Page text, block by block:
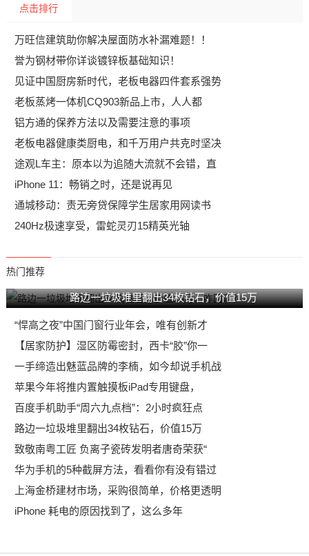
点击排行
万旺信建筑助你解决屋面防水补漏难题！！
誉为钢材带你详谈镀锌板基础知识！
见证中国厨房新时代，老板电器四件套系强势
老板蒸烤一体机CQ903新品上市，人人都
铝方通的保养方法以及需要注意的事项
老板电器健康类厨电，和千万用户共克时坚决
途观L车主：原本以为追随大流就不会错，直
iPhone 11：畅销之时，还是说再见
通城移动：责无旁贷保障学生居家用网读书
240Hz极速享受，雷蛇灵刃15精英光轴
热门推荐
路边一垃圾堆里翻出34枚钻石，价值15万
“悍高之夜”中国门窗行业年会，唯有创新才
【居家防护】湿区防霉密封，西卡“胶”你一
一手缔造出魅蓝品牌的李楠，如今却说手机战
苹果今年将推内置触摸板iPad专用键盘，
百度手机助手“周六九点档”：2小时疯狂点
路边一垃圾堆里翻出34枚钻石，价值15万
致敬南粤工匠 负离子瓷砖发明者唐奇荣获“
华为手机的5种截屏方法，看看你有没有错过
上海金桥建材市场，采购很简单，价格更透明
iPhone 耗电的原因找到了，这么多年